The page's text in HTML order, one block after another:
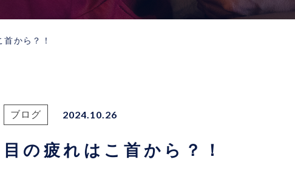
首から？！
ブログ 2024.10.26
目の疲れはこ首から？！